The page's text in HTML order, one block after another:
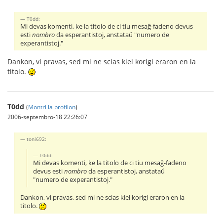
T0dd:
Mi devas komenti, ke la titolo de ci tiu mesaĝ-fadeno devus
estinombroda esperantistoj, anstataŭ "numero de
experantistoj."
Dankon, vi pravas, sed mi ne scias kiel korigi eraron en la
titolo.
T0dd (Montri la profilon)
2006-septembro-18 22:26:07
toni692:
T0dd:
Mi devas komenti, ke la titolo de ci tiu mesaĝ-fadeno
devus estinombroda esperantistoj, anstataŭ
"numero de experantistoj."
Dankon, vi pravas, sed mi ne scias kiel korigi eraron en la
titolo.